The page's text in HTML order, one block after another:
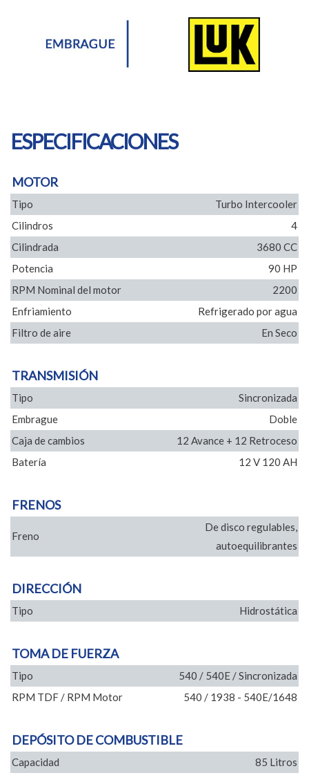
ESPECIFICACIONES
MOTOR
Tipo
Turbo Intercooler
Cilindros
4
Cilindrada
3680 CC
Potencia
90 HP
RPM Nominal del motor
2200
Enfriamiento
Refrigerado por agua
Filtro de aire
En Seco
TRANSMISIÓN
Tipo
Sincronizada
Embrague
Doble
Caja de cambios
12 Avance + 12 Retroceso
Batería
12 V 120 AH
FRENOS
Freno
De disco regulables,
autoequilibrantes
DIRECCIÓN
Tipo Hidrostática
TOMA DE FUERZA
Tipo
540 / 540E / Sincronizada
RPM TDF / RPM Motor
540 / 1938 - 540E/1648
DEPÓSITO DE COMBUSTIBLE
Capacidad 85 Litros